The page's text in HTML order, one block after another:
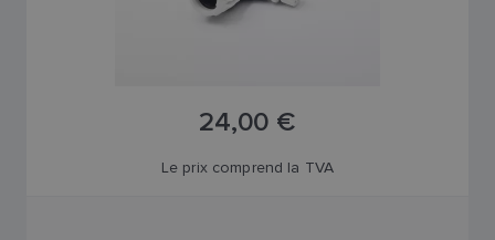
24,00 €
Le prix comprend la TVA